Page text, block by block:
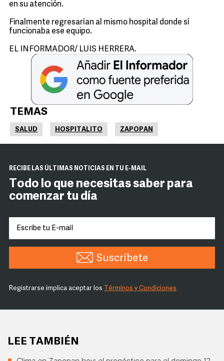
en su atención.
Finalmente regresarían al mismo hospital donde sí
funcionaba ese equipo.
EL INFORMADOR/ LUIS HERRERA.
TEMAS
SALUD HOSPITALITO ZAPOPAN
RECIBE LAS ÚLTIMAS NOTICIAS EN TU E-MAIL
Todo lo que necesitas saber para
comenzar tu día
Suscríbete
Registrarse implica aceptar los Términos y Condiciones
LEE TAMBIÉN